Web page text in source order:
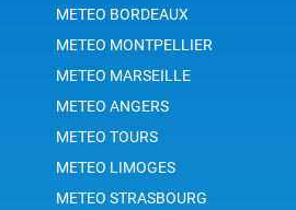
METEO BORDEAUX
METEO MONTPELLIER
METEO MARSEILLE
METEO ANGERS
METEO TOURS
METEO LIMOGES
METEO STRASBOURG